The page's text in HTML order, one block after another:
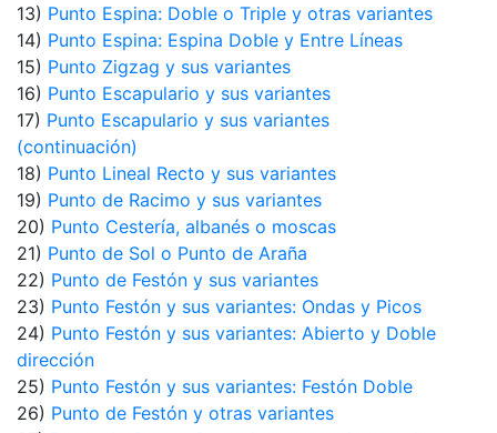
13) Punto Espina: Doble o Triple y otras variantes
14) Punto Espina: Espina Doble y Entre Líneas
15) Punto Zigzag y sus variantes
16) Punto Escapulario y sus variantes
17) Punto Escapulario y sus variantes
(continuación)
18) Punto Lineal Recto y sus variantes
19) Punto de Racimo y sus variantes
20) Punto Cestería, albanés o moscas
21) Punto de Sol o Punto de Araña
22) Punto de Festón y sus variantes
23) Punto Festón y sus variantes: Ondas y Picos
24) Punto Festón y sus variantes: Abierto y Doble
dirección
25) Punto Festón y sus variantes: Festón Doble
26) Punto de Festón y otras variantes